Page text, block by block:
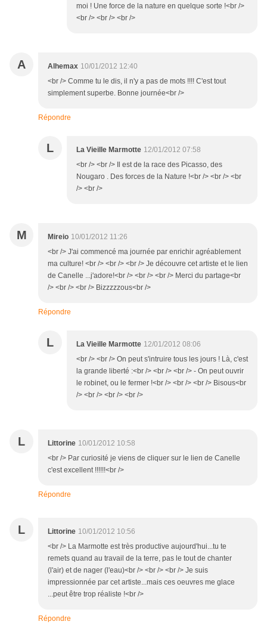
moi ! Une force de la nature en quelque sorte !<br />
<br /> <br /> <br />
A Alhemax 10/01/2012 12:40
<br /> Comme tu le dis, il n'y a pas de mots !!!! C'est tout
simplement superbe. Bonne journée<br />
Répondre
L La Vieille Marmotte 12/01/2012 07:58
<br /> <br /> Il est de la race des Picasso, des
Nougaro . Des forces de la Nature !<br /> <br /> <br
/> <br />
M Mireio 10/01/2012 11:26
<br /> J'ai commencé ma journée par enrichir agréablement
ma culture! <br /> <br /> <br /> Je découvre cet artiste et le lien
de Canelle ...j'adore!<br /> <br /> <br /> Merci du partage<br
/> <br /> <br /> Bizzzzzous<br />
Répondre
L La Vieille Marmotte 12/01/2012 08:06
<br /> <br /> On peut s'intruire tous les jours ! Là, c'est
la grande liberté :<br /> <br /> <br /> - On peut ouvrir
le robinet, ou le fermer !<br /> <br /> <br /> Bisous<br
/> <br /> <br /> <br />
L Littorine 10/01/2012 10:58
<br /> Par curiosité je viens de cliquer sur le lien de Canelle
c'est excellent !!!!!!<br />
Répondre
L Littorine 10/01/2012 10:56
<br /> La Marmotte est très productive aujourd'hui...tu te
remets quand au travail de la terre, pas le tout de chanter
(l'air) et de nager (l'eau)<br /> <br /> <br /> Je suis
impressionnée par cet artiste...mais ces oeuvres me glace
...peut être trop réaliste !<br />
Répondre